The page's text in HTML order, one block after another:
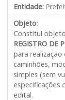
Entidade:
Objeto:
Constitui
REGISTRO DE
para
caminhões,
simples (sem
especificações
edital.